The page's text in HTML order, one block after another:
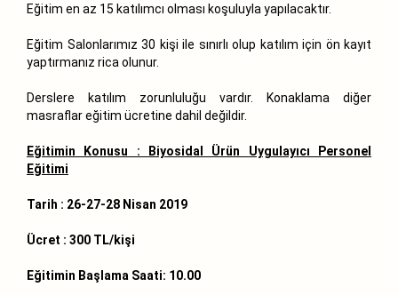
Eğitim en az 15 katılımcı olması koşuluyla yapılacaktır.
Eğitim Salonlarımız 30 kişi ile sınırlı olup katılım için ön kayıt
yaptırmanız rica olunur.
Derslere katılım zorunluluğu vardır. Konaklama diğer
masraflar eğitim ücretine dahil değildir.
Eğitimin Konusu : Biyosidal Ürün Uygulayıcı Personel
Eğitimi
Tarih : 26-27-28 Nisan 2019
Ücret : 300 TL/kişi
Eğitimin Başlama Saati: 10.00